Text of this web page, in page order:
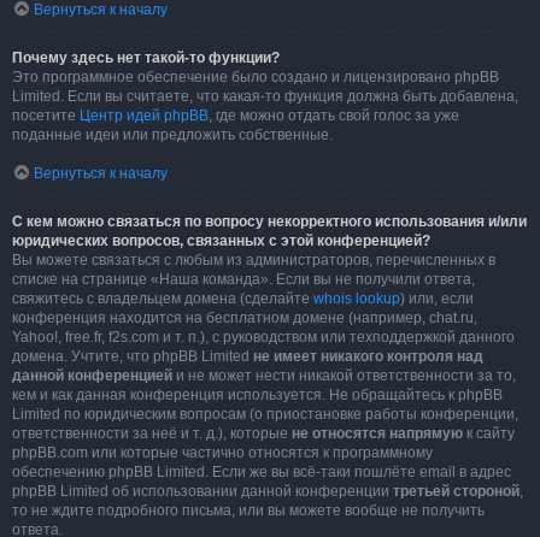
Вернуться к началу
Почему здесь нет такой-то функции?
Это программное обеспечение было создано и лицензировано phpBB
Limited. Если вы считаете, что какая-то функция должна быть добавлена,
посетите Центр идей phpBB, где можно отдать свой голос за уже
поданные идеи или предложить собственные.
Вернуться к началу
С кем можно связаться по вопросу некорректного использования и/или
юридических вопросов, связанных с этой конференцией?
Вы можете связаться с любым из администраторов, перечисленных в
списке на странице «Наша команда». Если вы не получили ответа,
свяжитесь с владельцем домена (сделайте whois lookup) или, если
конференция находится на бесплатном домене (например, chat.ru,
Yahoo!, free.fr, f2s.com и т. п.), с руководством или техподдержкой данного
домена. Учтите, что phpBB Limited не имеет никакого контроля над
данной конференцией и не может нести никакой ответственности за то,
кем и как данная конференция используется. Не обращайтесь к phpBB
Limited по юридическим вопросам (о приостановке работы конференции,
ответственности за неё и т. д.), которые не относятся напрямую к сайту
phpBB.com или которые частично относятся к программному
обеспечению phpBB Limited. Если же вы всё-таки пошлёте email в адрес
phpBB Limited об использовании данной конференции третьей стороной,
то не ждите подробного письма, или вы можете вообще не получить
ответа.